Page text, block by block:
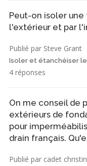
Peut-on isoler
l'extérieur et par
Publié par Steve Grant
Isoler et étanchéiser
4 réponses
On me conseil de
extérieurs de
pour
drain français.
Publié par cadet